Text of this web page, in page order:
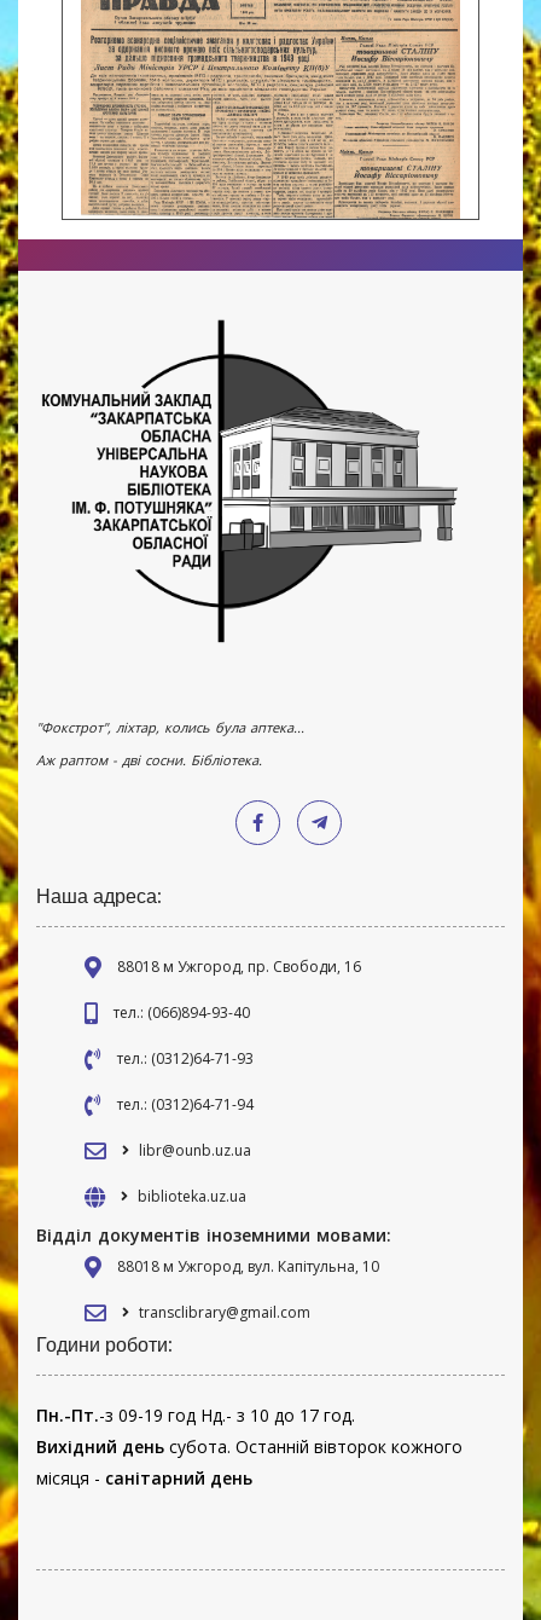
"Фокстрот", ліхтар, колись була аптека...
Аж раптом - дві сосни. Бібліотека.
Наша адреса:
88018 м Ужгород, пр. Свободи, 16
тел.: (066)894-93-40
тел.: (0312)64-71-93
тел.: (0312)64-71-94
libr@ounb.uz.ua
biblioteka.uz.ua
Відділ документів іноземними мовами:
88018 м Ужгород, вул. Капітульна, 10
transclibrary@gmail.com
Години роботи:
Пн.-Пт.-з 09-19 год Нд.- з 10 до 17 год.
Вихідний день субота. Останній вівторок кожного
місяця - санітарний день